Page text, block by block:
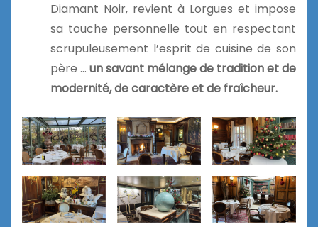
Diamant Noir, revient à Lorgues et impose
sa touche personnelle tout en respectant
scrupuleusement l’esprit de cuisine de son
père … un savant mélange de tradition et de
modernité, de caractère et de fraîcheur.